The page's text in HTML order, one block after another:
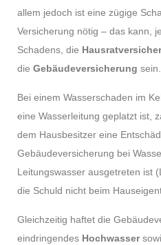
allem jedoch ist eine zügige
Versicherung nötig – das kann,
Schadens, die
die Gebäudeversicherung sein.
Bei einem Wasserschaden im
eine Wasserleitung geplatzt ist,
dem Hausbesitzer eine
Gebäudeversicherung bei
Leitungswasser ausgetreten ist
die Schuld nicht beim
Gleichzeitig haftet die
eindringendes Hochwasser